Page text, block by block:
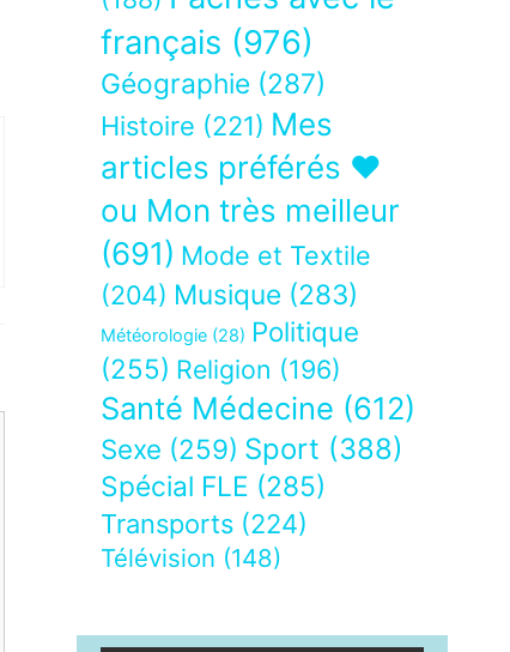
français (976)
Géographie (287)
Histoire (221) Mes
articles préférés ❤
ou Mon très meilleur
(691) Mode et Textile
(204) Musique (283)
Météorologie (28) Politique
(255) Religion (196)
Santé Médecine (612)
Sexe (259) Sport (388)
Spécial FLE (285)
Transports (224)
Télévision (148)